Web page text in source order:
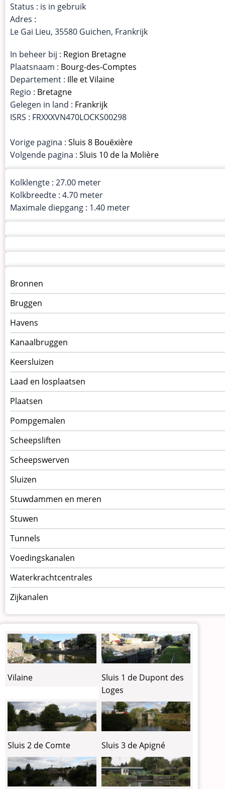
Status : is in gebruik
Adres :
Le Gai Lieu, 35580 Guichen, Frankrijk
In beheer bij : Region Bretagne
Plaatsnaam : Bourg-des-Comptes
Departement : Ille et Vilaine
Regio : Bretagne
Gelegen in land : Frankrijk
ISRS : FRXXXVN470LOCKS00298
Vorige pagina : Sluis 8 Bouëxière
Volgende pagina : Sluis 10 de la Molière
Kolklengte : 27.00 meter
Kolkbreedte : 4.70 meter
Maximale diepgang : 1.40 meter
Menu
kunstwerken
op
kunstwerkpagina
Bronnen
Bruggen
Havens
Kanaalbruggen
Keersluizen
Laad en losplaatsen
Plaatsen
Pompgemalen
Scheepsliften
Scheepswerven
Sluizen
Stuwdammen en meren
Stuwen
Tunnels
Voedingskanalen
Waterkrachtcentrales
Zijkanalen
Vilaine
Sluis 1 de Dupont des
Loges
Sluis 2 de Comte Sluis 3 de Apigné